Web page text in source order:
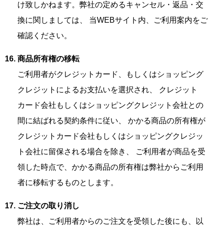
け致しかねます。弊社の定めるキャンセル・返品・交
換に関しましては、 当WEBサイト内、ご利用案内をご
確認ください。
商品所有権の移転
ご利用者がクレジットカード、もしくはショッピング
クレジットによるお支払いを選択され、 クレジット
カード会社もしくはショッピングクレジット会社との
間に結ばれる契約条件に従い、 かかる商品の所有権が
クレジットカード会社もしくはショッピングクレジッ
ト会社に留保される場合を除き、 ご利用者が商品を受
領した時点で、かかる商品の所有権は弊社からご利用
者に移転するものとします。
ご注文の取り消し
弊社は、ご利用者からのご注文を受領した後にも、以